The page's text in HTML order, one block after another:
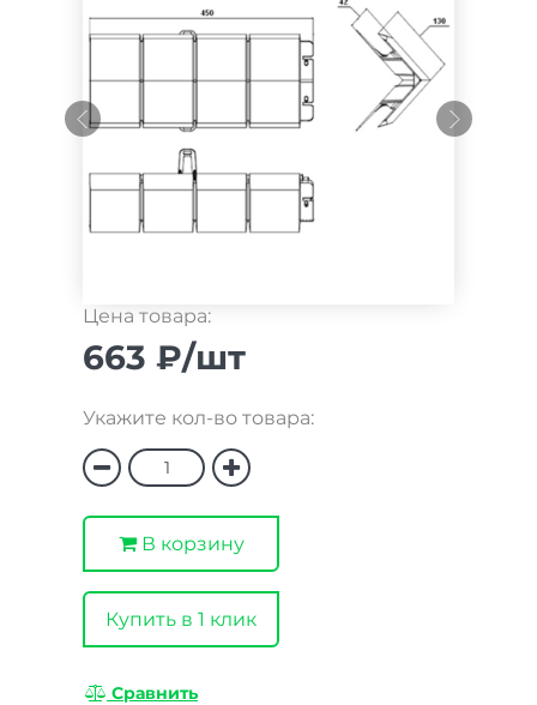
Цена товара:
663 ₽/шт
Укажите кол-во товара:
В корзину
Купить в 1 клик
Сравнить